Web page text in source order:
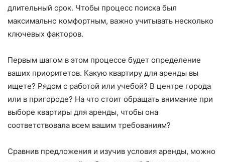
длительный срок. Чтобы процесс поиска был
максимально комфортным, важно учитывать несколько
ключевых факторов.
Первым шагом в этом процессе будет определение
ваших приоритетов. Какую квартиру для аренды вы
ищете? Рядом с работой или учебой? В центре города
или в пригороде? На что стоит обращать внимание при
выборе квартиры для аренды, чтобы она
соответствовала всем вашим требованиям?
Сравнив предложения и изучив условия аренды, можно